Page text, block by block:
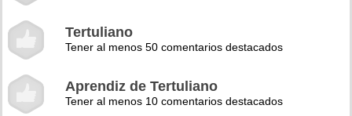
Tertuliano
Tener al menos 50 comentarios destacados
Aprendiz de Tertuliano
Tener al menos 10 comentarios destacados